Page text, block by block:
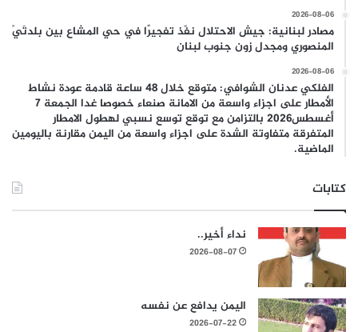
2026-08-06
مصادر لبنانية: جيش الاحتلال نفّذ تفجيرًا في حي المشاع بين بلدتَيْ
المنصوري ومجدل زون جنوب لبنان
2026-08-06
الفلكي عدنان الشوافي: متوقع خلال 48 ساعة قادمة عودة نشاط
الأمطار على اجزاء واسعة من الامانة صنعاء خصوصا غدا الجمعة 7
أغسطس2026 بالتزامن مع توقع توسع نسبي لهطول الامطار
المتفرقة متفاوتة الشدة على اجزاء واسعة من اليمن مقارنة باليومين
الماضية.
كتابات
نداء أخير..
2026-08-07
اليمن يدافع عن نفسه
2026-07-22